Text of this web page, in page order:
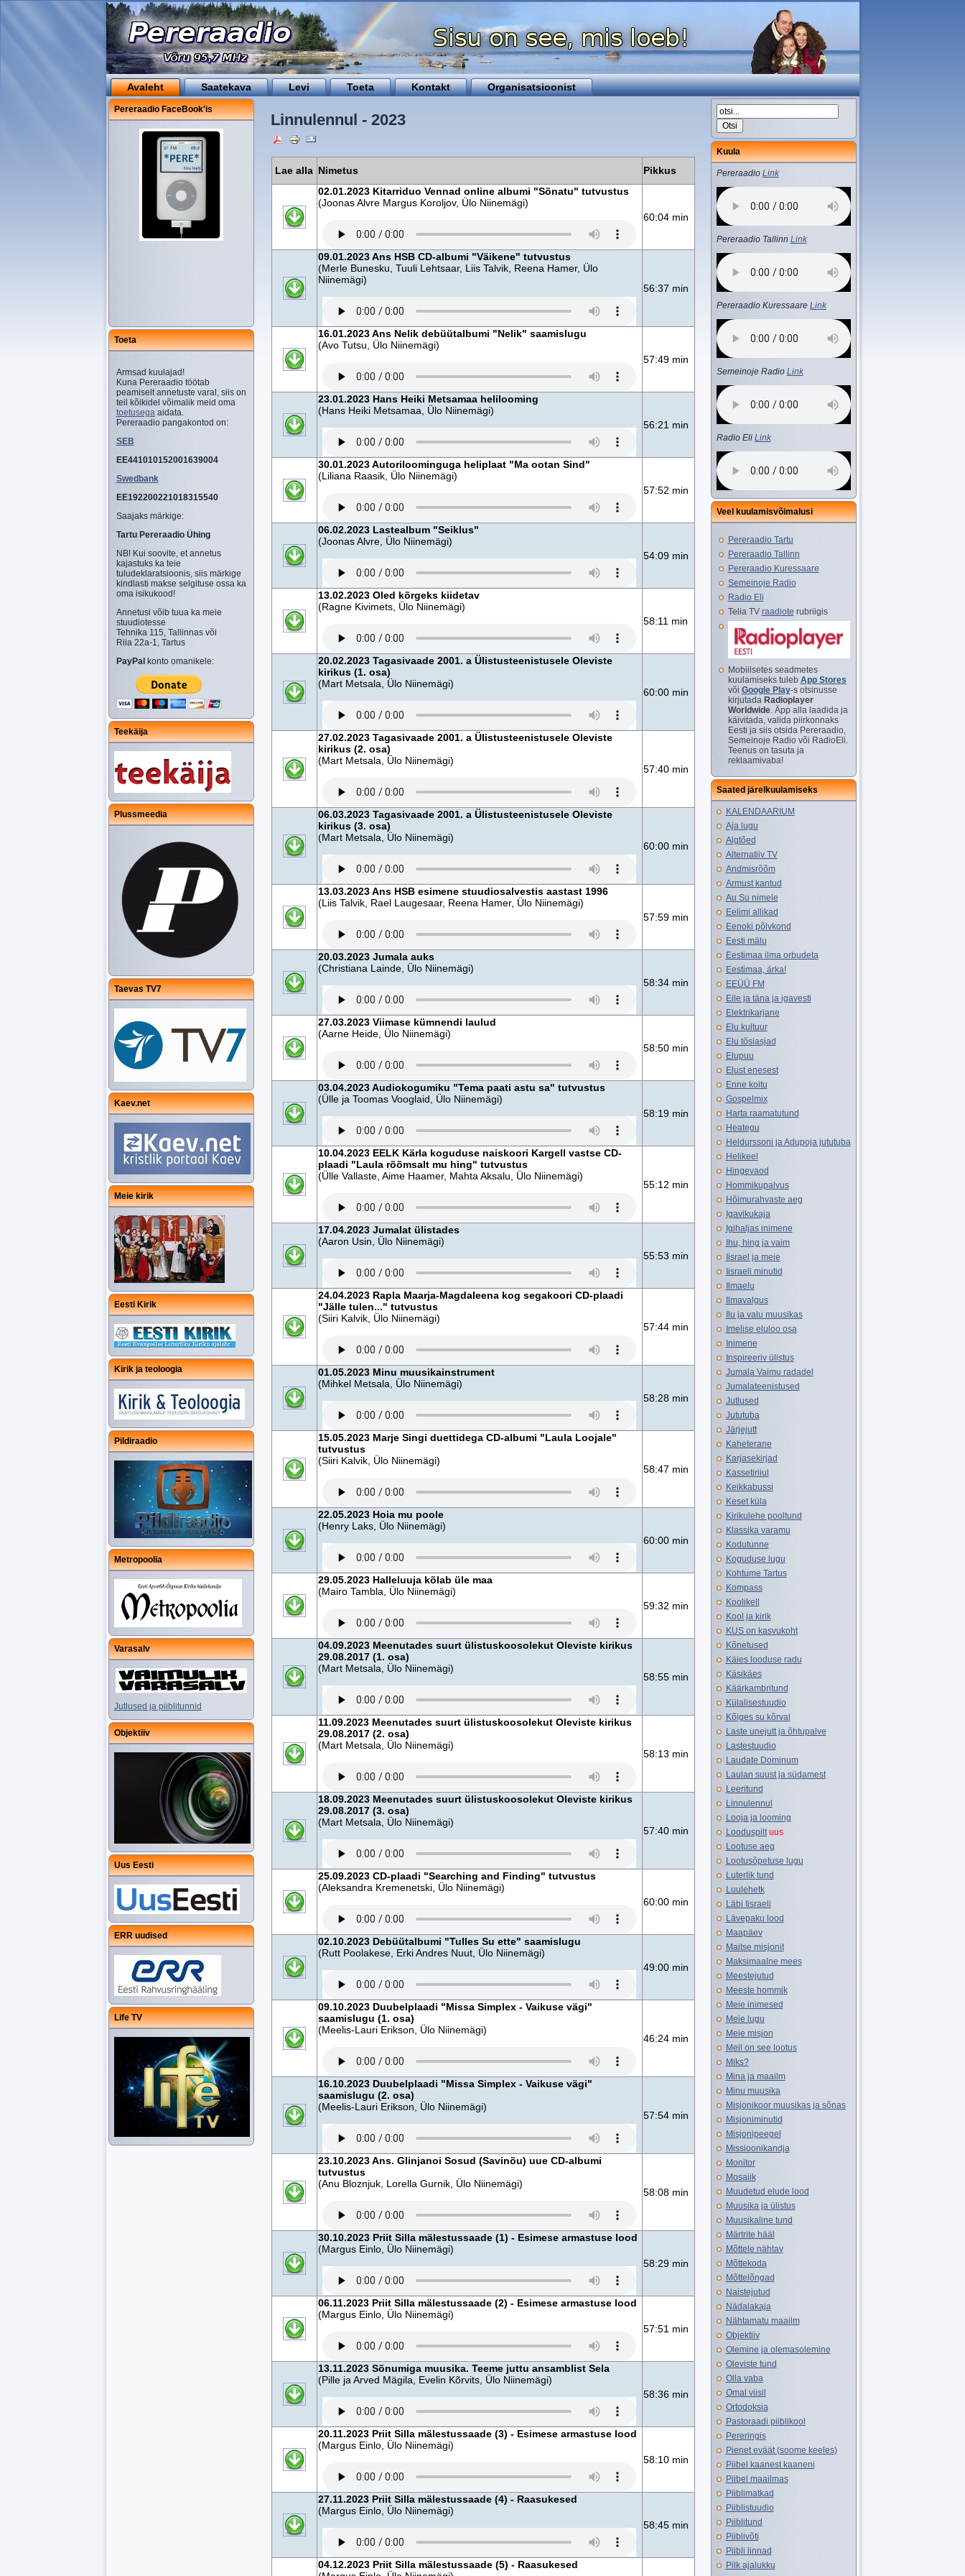
Avaleht Saatekava Levi Toeta Kontakt Organisatsioonist
Pereraadio FaceBook'is
Toeta
Armsad kuulajad!
Kuna Pereraadio töötab
peamiselt annetuste varal, siis on
teil kõikidel võimalik meid oma
toetusegaaidata.
Pereraadio pangakontod on:
SEB
EE441010152001639004
Swedbank
EE192200221018315540
Saajaks märkige:
Tartu Pereraadio Ühing
NB! Kui soovite, et annetus
kajastuks ka teie
tuludeklaratsioonis, siis märkige
kindlasti makse selgituse ossa ka
oma isikukood!
Annetusi võib tuua ka meie
stuudiotesse
Tehnika 115, Tallinnas või
Riia 22a-1, Tartus
PayPal konto omanikele:
Teekäija
Plussmeedia
Taevas TV7
Kaev.net
Meie kirik
Eesti Kirik
Kirik ja teoloogia
Pildiraadio
Metropoolia
Varasalv
Jutlused ja piiblitunnid
Objektiiv
Uus Eesti
ERR uudised
Life TV
Linnulennul - 2023
Lae alla Nimetus
Pikkus
02.01.2023 Kitarriduo Vennad online albumi "Sõnatu" tutvustus
(Joonas Alvre Margus Koroljov, Ülo Niinemägi)
60:04 min
09.01.2023 Ans HSB CD-albumi "Väikene" tutvustus
(Merle Bunesku, Tuuli Lehtsaar, Liis Talvik, Reena Hamer, Ülo
Niinemägi)
56:37 min
16.01.2023 Ans Nelik debüütalbumi "Nelik" saamislugu
(Avo Tutsu, Ülo Niinemägi)
57:49 min
23.01.2023 Hans Heiki Metsamaa helilooming
(Hans Heiki Metsamaa, Ülo Niinemägi)
56:21 min
30.01.2023 Autoriloominguga heliplaat "Ma ootan Sind"
(Liliana Raasik, Ülo Niinemägi)
57:52 min
06.02.2023 Lastealbum "Seiklus"
(Joonas Alvre, Ülo Niinemägi)
54:09 min
13.02.2023 Oled kõrgeks kiidetav
(Ragne Kivimets, Ülo Niinemägi)
58:11 min
20.02.2023 Tagasivaade 2001. a Ülistusteenistusele Oleviste
kirikus (1. osa)
(Mart Metsala, Ülo Niinemägi)
60:00 min
27.02.2023 Tagasivaade 2001. a Ülistusteenistusele Oleviste
kirikus (2. osa)
(Mart Metsala, Ülo Niinemägi)
57:40 min
06.03.2023 Tagasivaade 2001. a Ülistusteenistusele Oleviste
kirikus (3. osa)
(Mart Metsala, Ülo Niinemägi)
60:00 min
13.03.2023 Ans HSB esimene stuudiosalvestis aastast 1996
(Liis Talvik, Rael Laugesaar, Reena Hamer, Ülo Niinemägi)
57:59 min
20.03.2023 Jumala auks
(Christiana Lainde, Ülo Niinemägi)
58:34 min
27.03.2023 Viimase kümnendi laulud
(Aarne Heide, Ülo Niinemägi)
58:50 min
03.04.2023 Audiokogumiku "Tema paati astu sa" tutvustus
(Ülle ja Toomas Vooglaid, Ülo Niinemägi)
58:19 min
10.04.2023 EELK Kärla koguduse naiskoori Kargell vastse CD-
plaadi "Laula rõõmsalt mu hing" tutvustus
(Ülle Vallaste, Aime Haamer, Mahta Aksalu, Ülo Niinemägi)
55:12 min
17.04.2023 Jumalat ülistades
(Aaron Usin, Ülo Niinemägi)
55:53 min
24.04.2023 Rapla Maarja-Magdaleena kog segakoori CD-plaadi
"Jälle tulen..." tutvustus
(Siiri Kalvik, Ülo Niinemägi)
57:44 min
01.05.2023 Minu muusikainstrument
(Mihkel Metsala, Ülo Niinemägi)
58:28 min
15.05.2023 Marje Singi duettidega CD-albumi "Laula Loojale"
tutvustus
(Siiri Kalvik, Ülo Niinemägi)
58:47 min
22.05.2023 Hoia mu poole
(Henry Laks, Ülo Niinemägi)
60:00 min
29.05.2023 Halleluuja kõlab üle maa
(Mairo Tambla, Ülo Niinemägi)
59:32 min
04.09.2023 Meenutades suurt ülistuskoosolekut Oleviste kirikus
29.08.2017 (1. osa)
(Mart Metsala, Ülo Niinemägi)
58:55 min
11.09.2023 Meenutades suurt ülistuskoosolekut Oleviste kirikus
29.08.2017 (2. osa)
(Mart Metsala, Ülo Niinemägi)
58:13 min
18.09.2023 Meenutades suurt ülistuskoosolekut Oleviste kirikus
29.08.2017 (3. osa)
(Mart Metsala, Ülo Niinemägi)
57:40 min
25.09.2023 CD-plaadi "Searching and Finding" tutvustus
(Aleksandra Kremenetski, Ülo Niinemägi)
60:00 min
02.10.2023 Debüütalbumi "Tulles Su ette" saamislugu
(Rutt Poolakese, Erki Andres Nuut, Ülo Niinemägi)
49:00 min
09.10.2023 Duubelplaadi "Missa Simplex - Vaikuse vägi"
saamislugu (1. osa)
(Meelis-Lauri Erikson, Ülo Niinemägi)
46:24 min
16.10.2023 Duubelplaadi "Missa Simplex - Vaikuse vägi"
saamislugu (2. osa)
(Meelis-Lauri Erikson, Ülo Niinemägi)
57:54 min
23.10.2023 Ans. Glinjanoi Sosud (Savinõu) uue CD-albumi
tutvustus
(Anu Bloznjuk, Lorella Gurnik, Ülo Niinemägi)
58:08 min
30.10.2023 Priit Silla mälestussaade (1) - Esimese armastuse lood
(Margus Einlo, Ülo Niinemägi)
58:29 min
06.11.2023 Priit Silla mälestussaade (2) - Esimese armastuse lood
(Margus Einlo, Ülo Niinemägi)
57:51 min
13.11.2023 Sõnumiga muusika. Teeme juttu ansamblist Sela
(Pille ja Arved Mägila, Evelin Kõrvits, Ülo Niinemägi)
58:36 min
20.11.2023 Priit Silla mälestussaade (3) - Esimese armastuse lood
(Margus Einlo, Ülo Niinemägi)
58:10 min
27.11.2023 Priit Silla mälestussaade (4) - Raasukesed
(Margus Einlo, Ülo Niinemägi)
58:45 min
04.12.2023 Priit Silla mälestussaade (5) - Raasukesed
Kuula
Pereraadio Link
Pereraadio Tallinn Link
Pereraadio Kuressaare Link
Semeinoje Radio Link
Radio Eli Link
Veel kuulamisvõimalusi
Pereraadio Tartu
Pereraadio Tallinn
Pereraadio Kuressaare
Semeinoje Radio
Radio Eli
Telia TV raadiote rubriigis
Mobiilsetes seadmetes
kuulamiseks tuleb App Stores
või Google Play-s otsinusse
kirjutada Radioplayer
Worldwide. Äpp alla laadida ja
käivitada, valida piirkonnaks
Eesti ja siis otsida Pereraadio,
Semeinoje Radio või RadioEli.
Teenus on tasuta ja
reklaamivaba!
Saated järelkuulamiseks
KALENDAARIUM
Aja lugu
Algtõed
Alternatiiv TV
Andmisrõõm
Armust kantud
Au Su nimele
Eelimi allikad
Eenoki põlvkond
Eesti mälu
Eestimaa ilma orbudeta
Eestimaa, ärka!
EEÜÜ FM
Eile ja täna ja igavesti
Elektrikarjane
Elu kultuur
Elu tõsiasjad
Elupuu
Elust enesest
Enne koitu
Gospelmix
Harta raamatutund
Heategu
Heldurssoni ja Adupoja jututuba
Helikeel
Hingevaod
Hommikupalvus
Hõimurahvaste aeg
Igavikukaja
Igihaljas inimene
Ihu, hing ja vaim
Iisrael ja meie
Iisraeli minutid
Ilmaelu
Ilmavalgus
Ilu ja valu muusikas
Imelise eluloo osa
Inimene
Inspireeriv ülistus
Jumala Vaimu radadel
Jumalateenistused
Jutlused
Jututuba
Järjejutt
Kaheterane
Karjasekirjad
Kassetiriiul
Keikkabussi
Keset küla
Kirikulehe pooltund
Klassika varamu
Kodutunne
Koguduse lugu
Kohtume Tartus
Kompass
Koolikell
Kool ja kirik
KUS on kasvukoht
Kõnetused
Käies looduse radu
Käsikäes
Käärkambritund
Külalisestuudio
Kõiges su kõrval
Laste unejutt ja õhtupalve
Lastestuudio
Laudate Dominum
Laulan suust ja südamest
Leeritund
Linnulennul
Looja ja looming
Looduspilt uus
Lootuse aeg
Lootusõpetuse lugu
Luterlik tund
Luulehetk
Läbi Iisraeli
Lävepaku lood
Maapäev
Maitse misjonit
Maksimaalne mees
Meestejutud
Meeste hommik
Meie inimesed
Meie lugu
Meie misjon
Meil on see lootus
Miks?
Mina ja maailm
Minu muusika
Misjonikoor muusikas ja sõnas
Misjoniminutid
Misjonipeegel
Missioonikandja
Monitor
Mosaiik
Muudetud elude lood
Muusika ja ülistus
Muusikaline tund
Märtrite hääl
Mõttele nähtav
Mõttekoda
Mõttelõngad
Naistejutud
Nädalakaja
Nähtamatu maailm
Objektiiv
Olemine ja olemasolemine
Oleviste tund
Olla vaba
Omal viisil
Ortodoksia
Pastoraadi piiblikool
Pereringis
Pienet eväät (soome keeles)
Piibel kaanest kaaneni
Piibel maailmas
Piiblimatkad
Piiblistuudio
Piiblitund
Piiblivõti
Piibli linnad
Pilk ajalukku